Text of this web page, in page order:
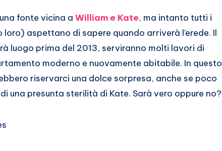
fonte vicina a William e Kate, ma intanto tutti i
aspettano di sapere quando arriverà l’erede. Il
luogo prima del 2013, serviranno molti lavori di
moderno e nuovamente abitabile. In questo
riservarci una dolce sorpresa, anche se poco
una presunta sterilità di Kate. Sarà vero oppure no?